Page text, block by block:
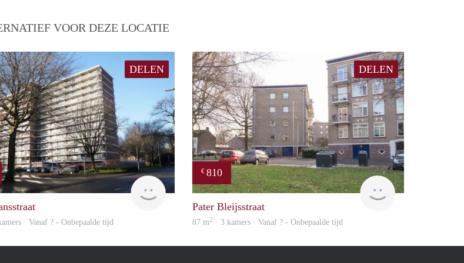
VOOR DEZE LOCATIE
DELEN
finder
· Vanaf ? - Onbepaalde tijd
DELEN
€ 810
Woning
Pater Bleijsstraat
87 m2 · 3 kamers · Vanaf ? - Onbepaalde tijd